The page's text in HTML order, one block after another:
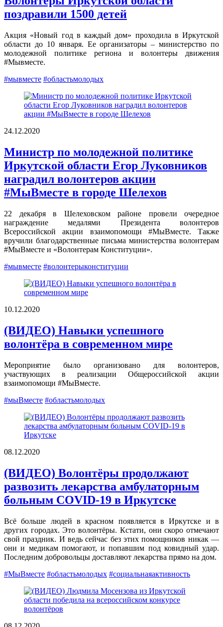
поздравили 1500 детей
Акция «Новый год в каждый дом» проходила в Иркутской
области до 10 января. Ее организаторы – министерство по
молодежной политике региона и волонтеры движения
#Мывместе.
#мывместе #областьмолодых
24.12.2020
Министр по молодежной политике
Иркутской области Егор Луковников
наградил волонтеров акции
#МыВместе в городе Шелехов
22 декабря в Шелеховском районе провели очередное
награждение медалями Президента волонтеров
Всероссийской акции взаимопомощи #МыВместе. Также
вручили благодарственные письма министерства волонтерам
#МыВместе и «Волонтерам Конституции».
#мывместе #волонтерыконституции
10.12.2020
(ВИДЕО) Навыки успешного
волонтёра в современном мире
Мероприятие было организовано для волонтеров,
участвующих в реализации Общероссийской акции
взаимопомощи #МыВместе.
#мыВместе #областьмолодых
08.12.2020
(ВИДЕО) Волонтёры продолжают
развозить лекарства амбулаторным
больным COVID-19 в Иркутске
Всё больше людей в красном появляется в Иркутске и в
других городах. Это волонтёры. Кстати, они скоро отмечают
свой праздник. И ведь сейчас без этих помощников никак —
они и медикам помогают, и попавшим под ковидный удар.
Последним добровольцы доставляют лекарства прямо на дом.
#МыВместе #областьмолодых #социальнаяактивность